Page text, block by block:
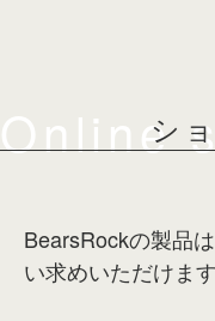
Online
シ
BearsRockの製品
い求めいただけます